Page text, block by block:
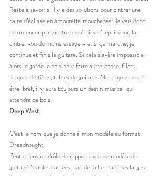
Reste à savoir si il y a des solutions pour cintrer une
paire d’éclisse en amourette mouchetée! Je vais donc
commencer par mettre une éclisse à épaisseur, la
cintrer -ou du moins essayer- et si ça marche, je
continue et finis la guitare. Si cela s’avère impossible,
alors je garde le bois pour faire autre chose, filets,
plaques de têtes, tables de guitares électriques peut-
être, bref, il y aura toujours un destin musical qui
attendra ce bois.
Deep West
C’est le nom que je donne à mon modèle au format
Dreadnought.
J’entretiens un drôle de rapport avec ce modèle de
guitare: épaules carrées, pas de taille, hanches larges,